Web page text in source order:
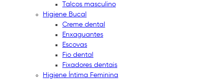
Talcos masculino
Higiene Bucal
Creme dental
Enxaguantes
Escovas
Fio dental
Fixadores dentais
Higiene Íntima Feminina